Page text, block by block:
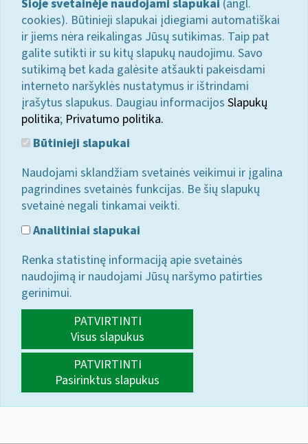
Šioje svetainėje naudojami slapukai (angl.
cookies). Būtinieji slapukai įdiegiami automatiškai
ir jiems nėra reikalingas Jūsų sutikimas. Taip pat
galite sutikti ir su kitų slapukų naudojimu. Savo
sutikimą bet kada galėsite atšaukti pakeisdami
interneto naršyklės nustatymus ir ištrindami
įrašytus slapukus. Daugiau informacijos Slapukų
politika; Privatumo politika.
Būtinieji slapukai
Naudojami sklandžiam svetainės veikimui ir įgalina
pagrindines svetainės funkcijas. Be šių slapukų
svetainė negali tinkamai veikti.
Analitiniai slapukai
Renka statistinę informaciją apie svetainės
naudojimą ir naudojami Jūsų naršymo patirties
gerinimui.
PATVIRTINTI
Visus slapukus
PATVIRTINTI
Pasirinktus slapukus